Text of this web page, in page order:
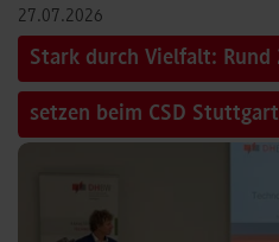
27.07.2026
Stark durch Vielfalt: Rund
setzen beim CSD